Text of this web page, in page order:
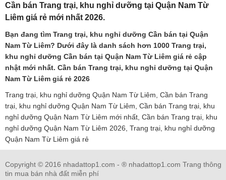
Cần bán Trang trại, khu nghỉ dưỡng tại Quận Nam Từ
Liêm giá rẻ mới nhất 2026.
Bạn đang tìm Trang trại, khu nghỉ dưỡng Cần bán tại Quận
Nam Từ Liêm? Dưới đây là danh sách hơn 1000 Trang trại,
khu nghỉ dưỡng Cần bán tại Quận Nam Từ Liêm giá rẻ cập
nhật mới nhất. Cần bán Trang trại, khu nghỉ dưỡng tại Quận
Nam Từ Liêm giá rẻ 2026
Trang trại, khu nghỉ dưỡng Quận Nam Từ Liêm, Cần bán Trang
trại, khu nghỉ dưỡng Quận Nam Từ Liêm, Cần bán Trang trại, khu
nghỉ dưỡng Quận Nam Từ Liêm mới nhất, Cần bán Trang trại, khu
nghỉ dưỡng Quận Nam Từ Liêm 2026, Trang trại, khu nghỉ dưỡng
Quận Nam Từ Liêm giá rẻ
Copyright © 2016 nhadattop1.com - ® nhadattop1.com Trang thông
tin mua bán nhà đất miễn phí